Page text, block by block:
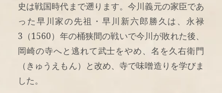
史は戦国時代まで遡ります。今川義元の家臣であ
った早川家の先祖・早川新六郎勝久は、永禄
3（1560）年の桶狭間の戦いで今川が敗れた後、
岡崎の寺へと逃れて武士をやめ、名を久右衛門
（きゅうえもん）と改め、寺で味噌造りを学びま
した。